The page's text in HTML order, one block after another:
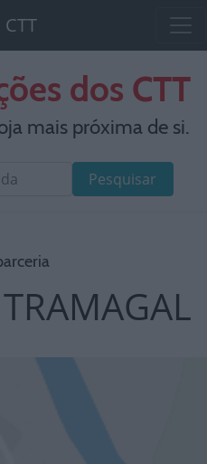
dos CTT
mais próxima de si.
Pesquisar